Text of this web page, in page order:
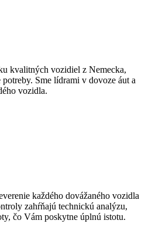
kvalitných vozidiel z Nemecka,
Sme lídrami v dovoze áut a
vozidla.
každého dovážaného vozidla
zahŕňajú technickú analýzu,
čo Vám poskytne úplnú istotu.